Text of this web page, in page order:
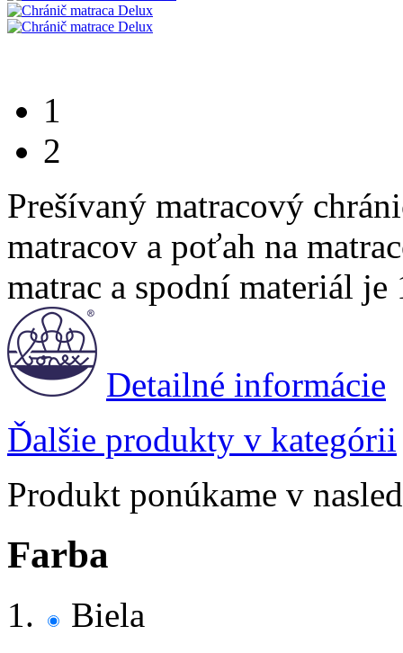
1
2
Prešívaný matracový
matracov a poťah na
matrac a spodní materiál
Detailné informácie
Ďalšie produkty v kategórii
Produkt ponúkame v
Farba
Biela